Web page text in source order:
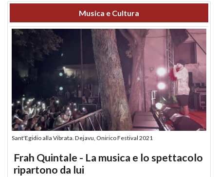
Musica e Cultura
Sant'Egidio alla Vibrata. Dejavu, Onirico Festival 2021
Frah Quintale - La musica e lo spettacolo
ripartono da lui